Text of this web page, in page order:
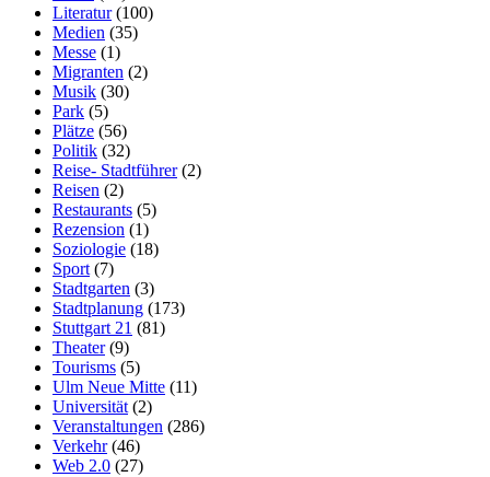
Literatur(100)
Medien (35)
Messe (1)
Migranten (2)
Musik (30)
Park (5)
Plätze (56)
Politik (32)
Reise- Stadtführer(2)
Reisen (2)
Restaurants (5)
Rezension (1)
Soziologie (18)
Sport (7)
Stadtgarten (3)
Stadtplanung (173)
Stuttgart 21 (81)
Theater(9)
Tourisms (5)
Ulm Neue Mitte (11)
Universität (2)
Veranstaltungen (286)
Verkehr(46)
Web 2.0 (27)